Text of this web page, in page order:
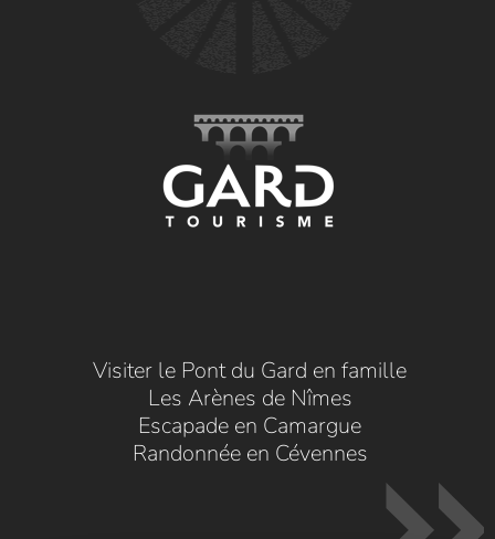
Visiter le Pont du Gard en famille
Les Arènes de Nîmes
Escapade en Camargue
Randonnée en Cévennes